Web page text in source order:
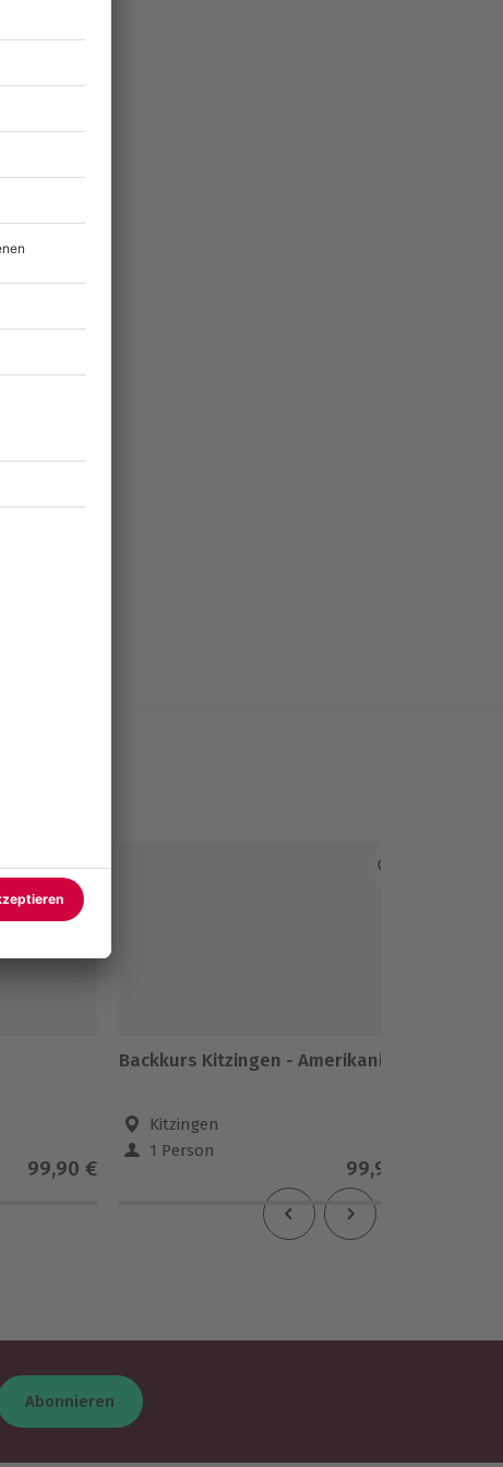
99,90 €
Backkurs Kitzingen - Amerikanisch
Kitzingen
1 Person
99,90 €
Abonnieren